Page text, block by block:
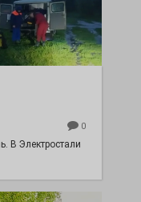
0
В Электростали